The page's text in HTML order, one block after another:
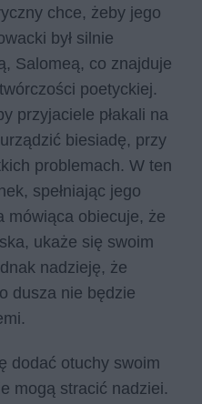
chce, żeby jego
był silnie
Salomeą, co znajduje
poetyckiej.
przyjaciele płakali na
biesiadę, przy
problemach. W ten
spełniając jego
mówiąca obiecuje, że
ukaże się swoim
nadzieję, że
dusza nie będzie
dodać otuchy swoim
mogą stracić nadziei.